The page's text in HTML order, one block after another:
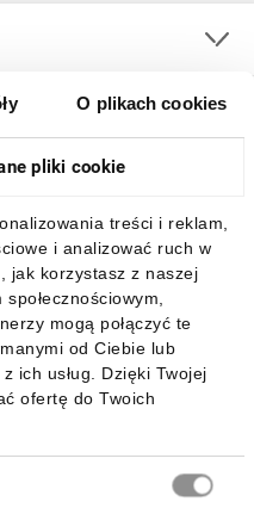
O plikach cookies
pliki cookie
treści i reklam,
i analizować ruch w
jak korzystasz z naszej
mogą połączyć te
od Ciebie lub
ich usług. Dzięki Twojej
ofertę do Twoich
mobilną: